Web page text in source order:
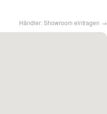
Händler: Showroom eintragen →